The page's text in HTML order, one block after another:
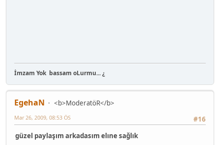
İmzam Yok bassam oLurmu... ¿
EgehaN
<b>ModeratöR</b>
#16
Mar 26, 2009, 08:53 ÖS
güzel paylaşım arkadasım elıne sağlık